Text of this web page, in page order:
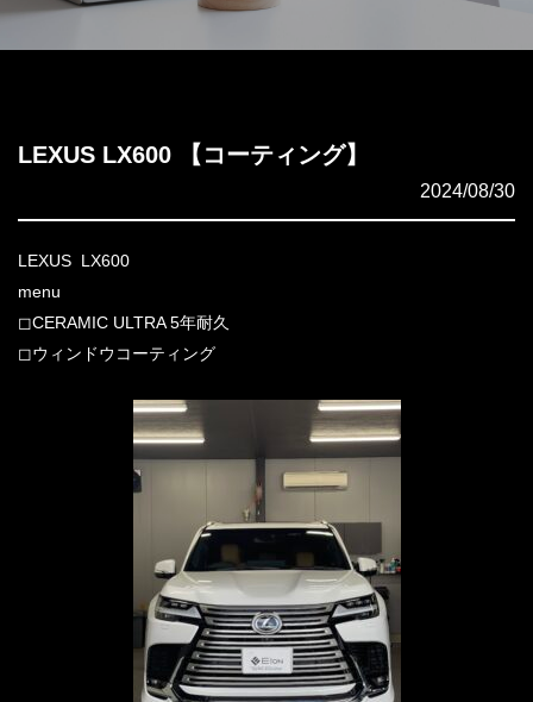
LEXUS LX600 【コーティング】
2024/08/30
LEXUS LX600
menu
◻︎CERAMIC ULTRA 5年耐久
◻︎ウィンドウコーティング